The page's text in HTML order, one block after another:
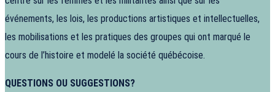
événements, les lois, les productions artistiques et intellectuelles,
les mobilisations et les pratiques des groupes qui ont marqué le
cours de l’histoire et modelé la société québécoise.
QUESTIONS OU SUGGESTIONS?